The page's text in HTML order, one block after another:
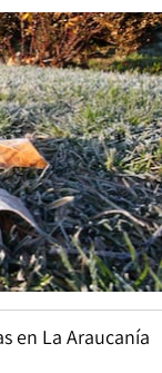
en La Araucanía